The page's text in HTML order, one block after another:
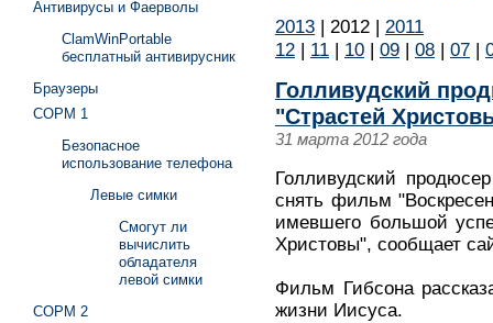
2013 | 2012 | 2011
12 | 11 | 10 | 09 | 08 | 07 |
Голливудский
"Страстей
31 марта 2012 года
Голливудский
снять фильм
имевшего большой
Христовы", сообщает
Фильм Гибсона
жизни Иисуса.
Антивирусы и Фаерволы
ClamWinPortable
бесплатный антивирусник
Браузеры
СОРМ 1
Безопасное
использование телефона
Левые симки
Смогут ли
вычислить
обладателя
левой симки
СОРМ 2